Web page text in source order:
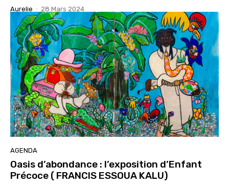
Aurelie - 28 Mars 2024
AGENDA
Oasis d’abondance : l’exposition d’Enfant
Précoce ( FRANCIS ESSOUA KALU)